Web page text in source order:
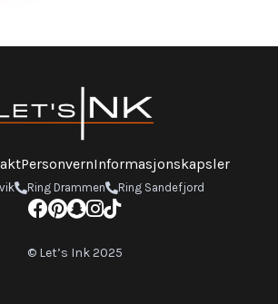
PersonvernInformasjonskapsler
Ring Drammen Ring Sandefjord
© Let’s Ink 2025